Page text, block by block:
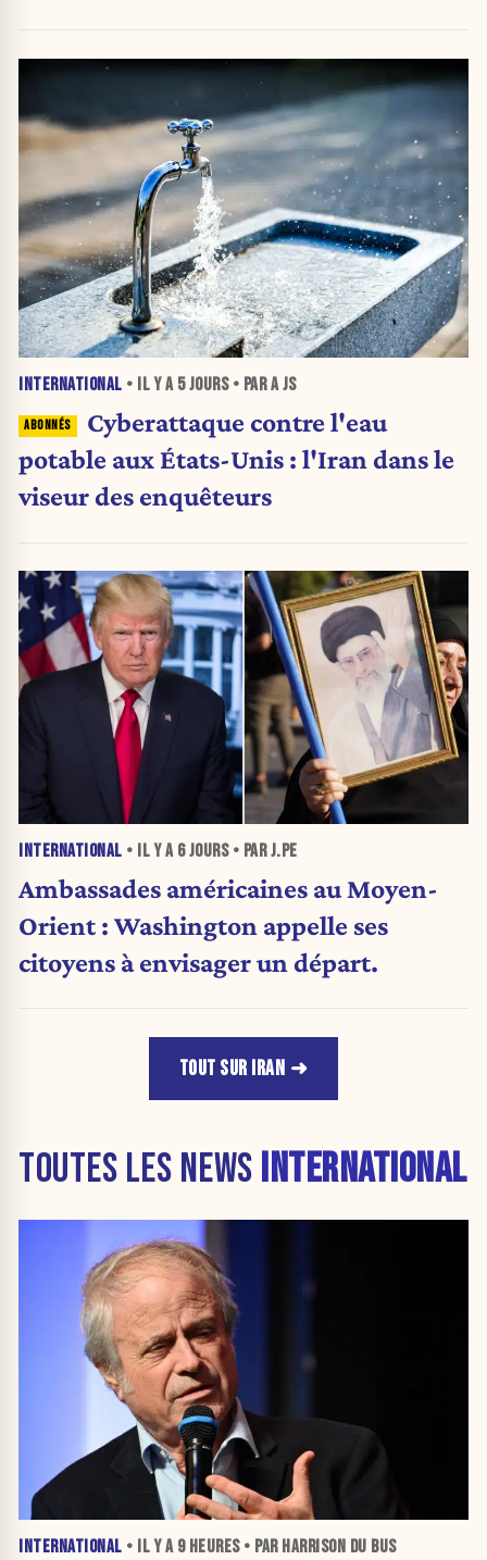
INTERNATIONAL • IL Y A 5 JOURS• PAR A JS
Cyberattaque contre l'eau
potable aux États-Unis : l'Iran dans le
viseur des enquêteurs
INTERNATIONAL • IL Y A 6 JOURS• PAR J.PE
Ambassades américaines au Moyen-
Orient : Washington appelle ses
citoyens à envisager un départ.
TOUT SUR IRAN
TOUTES LES NEWS INTERNATIONAL
INTERNATIONAL • IL Y A 9 HEURES• PAR HARRISON DU BUS